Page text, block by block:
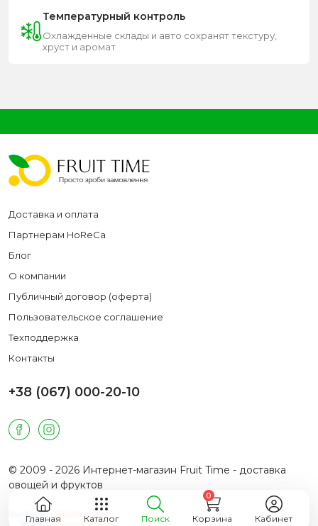
Температурный контроль
Охлажденные склады и авто сохранят текстуру,
хруст и аромат
Доставка и оплата
Партнерам HoReCa
Блог
О компании
Публичный договор (оферта)
Пользовательское соглашение
Техподдержка
Контакты
+38 (067) 000-20-10
© 2009 - 2026 Интернет-магазин Fruit Time - доставка
овощей и фруктов
Главная Каталог Поиск Корзина
0
Кабинет